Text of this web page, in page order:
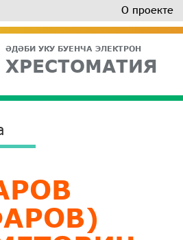
О проекте
ӘДӘБИ УКУ БУЕНЧА ЭЛЕКТРОН
ХРЕСТОМАТИЯ